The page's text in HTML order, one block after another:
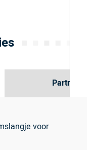
Partner
voor